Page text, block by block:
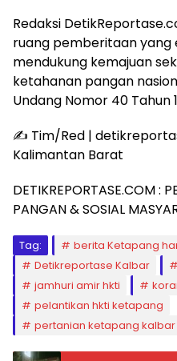
Redaksi
ruang pemberitaan yang
mendukung kemajuan
ketahanan pangan
Undang Nomor 40 Tahun
​✍️ Tim/Red |
Kalimantan Barat
DETIKREPORTASE.COM :
PANGAN & SOSIAL
Tag:
berita Ketapang
Detikreportase Kalbar
jamhuri amir hkti
pelantikan hkti ketapang
pertanian ketapang kalbar